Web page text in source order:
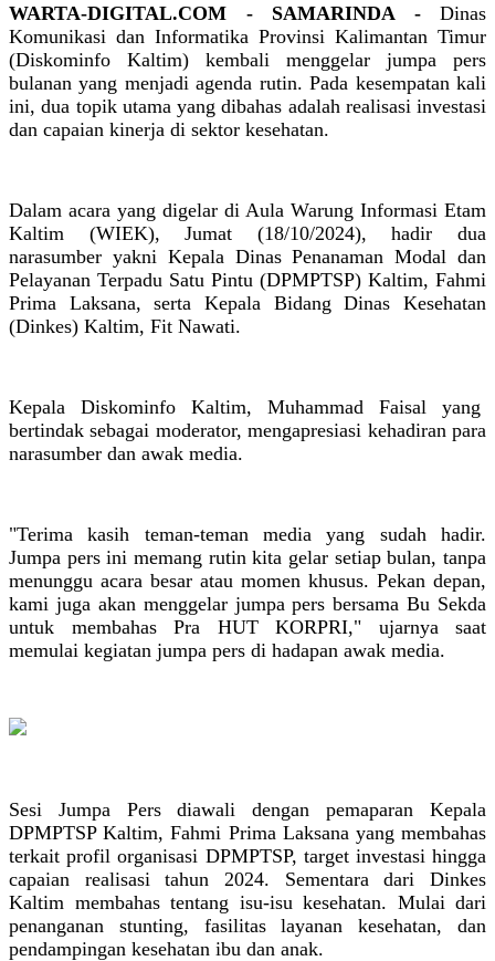
WARTA-DIGITAL.COM - SAMARINDA - Dinas
Komunikasi dan Informatika Provinsi Kalimantan Timur
(Diskominfo Kaltim) kembali menggelar jumpa pers
bulanan yang menjadi agenda rutin. Pada kesempatan kali
ini, dua topik utama yang dibahas adalah realisasi investasi
dan capaian kinerja di sektor kesehatan.
Dalam acara yang digelar di Aula Warung Informasi Etam
Kaltim (WIEK), Jumat (18/10/2024), hadir dua
narasumber yakni Kepala Dinas Penanaman Modal dan
Pelayanan Terpadu Satu Pintu (DPMPTSP) Kaltim, Fahmi
Prima Laksana, serta Kepala Bidang Dinas Kesehatan
(Dinkes) Kaltim, Fit Nawati.
Kepala Diskominfo Kaltim, Muhammad Faisal yang
bertindak sebagai moderator, mengapresiasi kehadiran para
narasumber dan awak media.
"Terima kasih teman-teman media yang sudah hadir.
Jumpa pers ini memang rutin kita gelar setiap bulan, tanpa
menunggu acara besar atau momen khusus. Pekan depan,
kami juga akan menggelar jumpa pers bersama Bu Sekda
untuk membahas Pra HUT KORPRI," ujarnya saat
memulai kegiatan jumpa pers di hadapan awak media.
Sesi Jumpa Pers diawali dengan pemaparan Kepala
DPMPTSP Kaltim, Fahmi Prima Laksana yang membahas
terkait profil organisasi DPMPTSP, target investasi hingga
capaian realisasi tahun 2024. Sementara dari Dinkes
Kaltim membahas tentang isu-isu kesehatan. Mulai dari
penanganan stunting, fasilitas layanan kesehatan, dan
pendampingan kesehatan ibu dan anak.